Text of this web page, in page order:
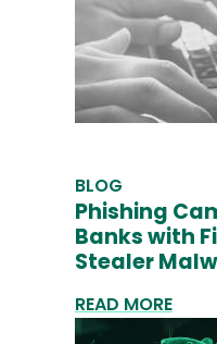
BLOG
Phishing
Banks with
Stealer
READ MORE